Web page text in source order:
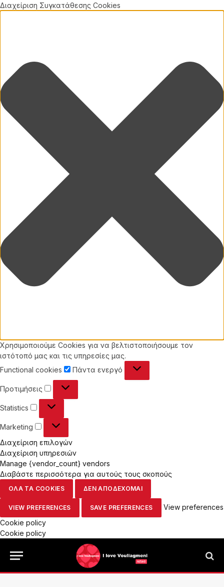
Διαχείριση Συγκατάθεσης Cookies
Χρησιμοποιούμε Cookies για να βελτιστοποιήσουμε τον
ιστότοπό μας και τις υπηρεσίες μας.
Functional cookies
Functional
Πάντα ενεργό
Προτιμήσεις Προτιμήσεις
Statistics Statistics
Marketing Marketing
Διαχείριση επιλογών
Διαχείριση υπηρεσιών
Manage {vendor_count} vendors
Διαβάστε περισσότερα για αυτούς τους σκοπούς
ΟΛΑ ΤΑ COOKIES ΔΕΝ ΑΠΟΔΕΧΟΜΑΙ
VIEW PREFERENCES SAVE PREFERENCES
View preferences
Cookie policy
Cookie policy